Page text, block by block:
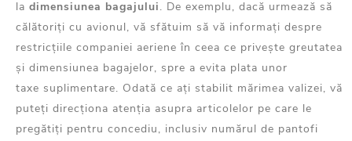
la dimensiunea bagajului. De exemplu, dacă urmează să
călătoriți cu avionul, vă sfătuim să vă informați despre
restricțiile companiei aeriene în ceea ce privește greutatea
și dimensiunea bagajelor, spre a evita plata unor
taxe suplimentare. Odată ce ați stabilit mărimea valizei, vă
puteți direcționa atenția asupra articolelor pe care le
pregătiți pentru concediu, inclusiv numărul de pantofi